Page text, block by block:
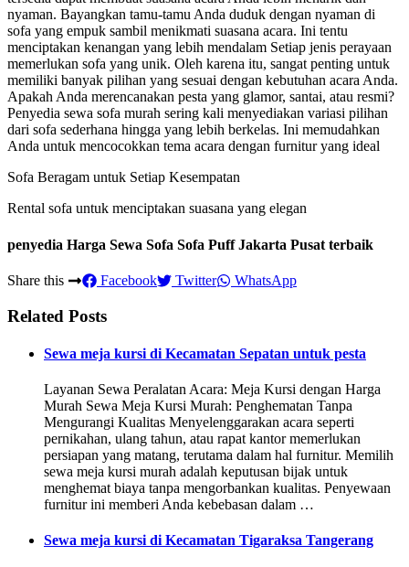
nyaman. Bayangkan tamu-tamu Anda duduk dengan nyaman di
sofa yang empuk sambil menikmati suasana acara. Ini tentu
menciptakan kenangan yang lebih mendalam Setiap jenis perayaan
memerlukan sofa yang unik. Oleh karena itu, sangat penting untuk
memiliki banyak pilihan yang sesuai dengan kebutuhan acara Anda.
Apakah Anda merencanakan pesta yang glamor, santai, atau resmi?
Penyedia sewa sofa murah sering kali menyediakan variasi pilihan
dari sofa sederhana hingga yang lebih berkelas. Ini memudahkan
Anda untuk mencocokkan tema acara dengan furnitur yang ideal
Sofa Beragam untuk Setiap Kesempatan
Rental sofa untuk menciptakan suasana yang elegan
penyedia Harga Sewa Sofa Sofa Puff Jakarta Pusat terbaik
Share this Facebook Twitter WhatsApp
Related Posts
Sewa meja kursi di Kecamatan Sepatan untuk pesta
Layanan Sewa Peralatan Acara: Meja Kursi dengan Harga
Murah Sewa Meja Kursi Murah: Penghematan Tanpa
Mengurangi Kualitas Menyelenggarakan acara seperti
pernikahan, ulang tahun, atau rapat kantor memerlukan
persiapan yang matang, terutama dalam hal furnitur. Memilih
sewa meja kursi murah adalah keputusan bijak untuk
menghemat biaya tanpa mengorbankan kualitas. Penyewaan
furnitur ini memberi Anda kebebasan dalam …
Sewa meja kursi di Kecamatan Tigaraksa Tangerang